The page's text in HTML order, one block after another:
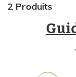
2 Produits